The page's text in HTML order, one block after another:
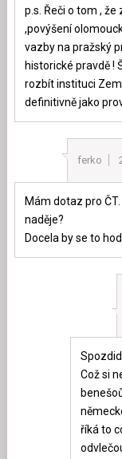
p.s. Řeči o tom ,
,povýšení
vazby na pražský
historické pravdě !
rozbít instituci
definitivně jako
ferko
Mám dotaz pro
naděje?
Docela by se to
Což si
říká to